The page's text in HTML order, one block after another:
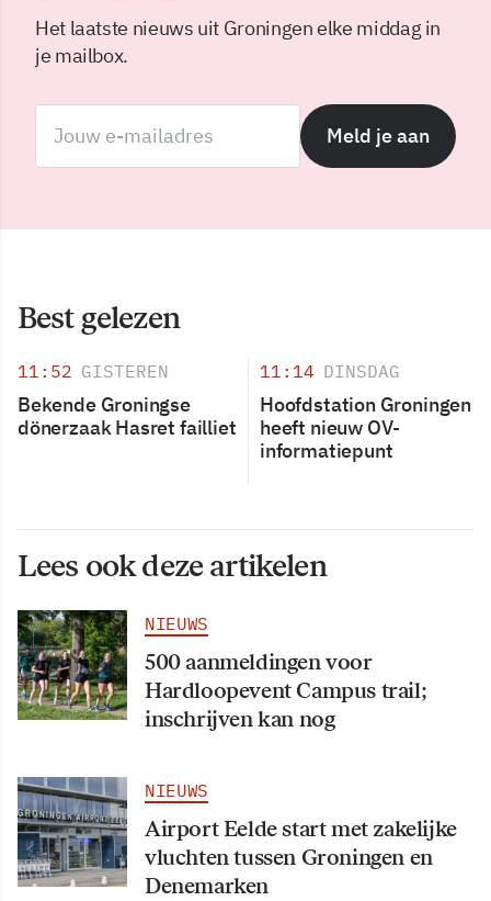
Het laatste nieuws uit Groningen elke middag in
je mailbox.
Meld je aan
Best gelezen
11:52 GISTEREN
Bekende Groningse
dönerzaak Hasret failliet
11:14 DINSDAG
Hoofdstation Groningen
heeft nieuw OV-
informatiepunt
Lees ook deze artikelen
NIEUWS
500 aanmeldingen voor
Hardloopevent Campus trail;
inschrijven kan nog
NIEUWS
Airport Eelde start met zakelijke
vluchten tussen Groningen en
Denemarken